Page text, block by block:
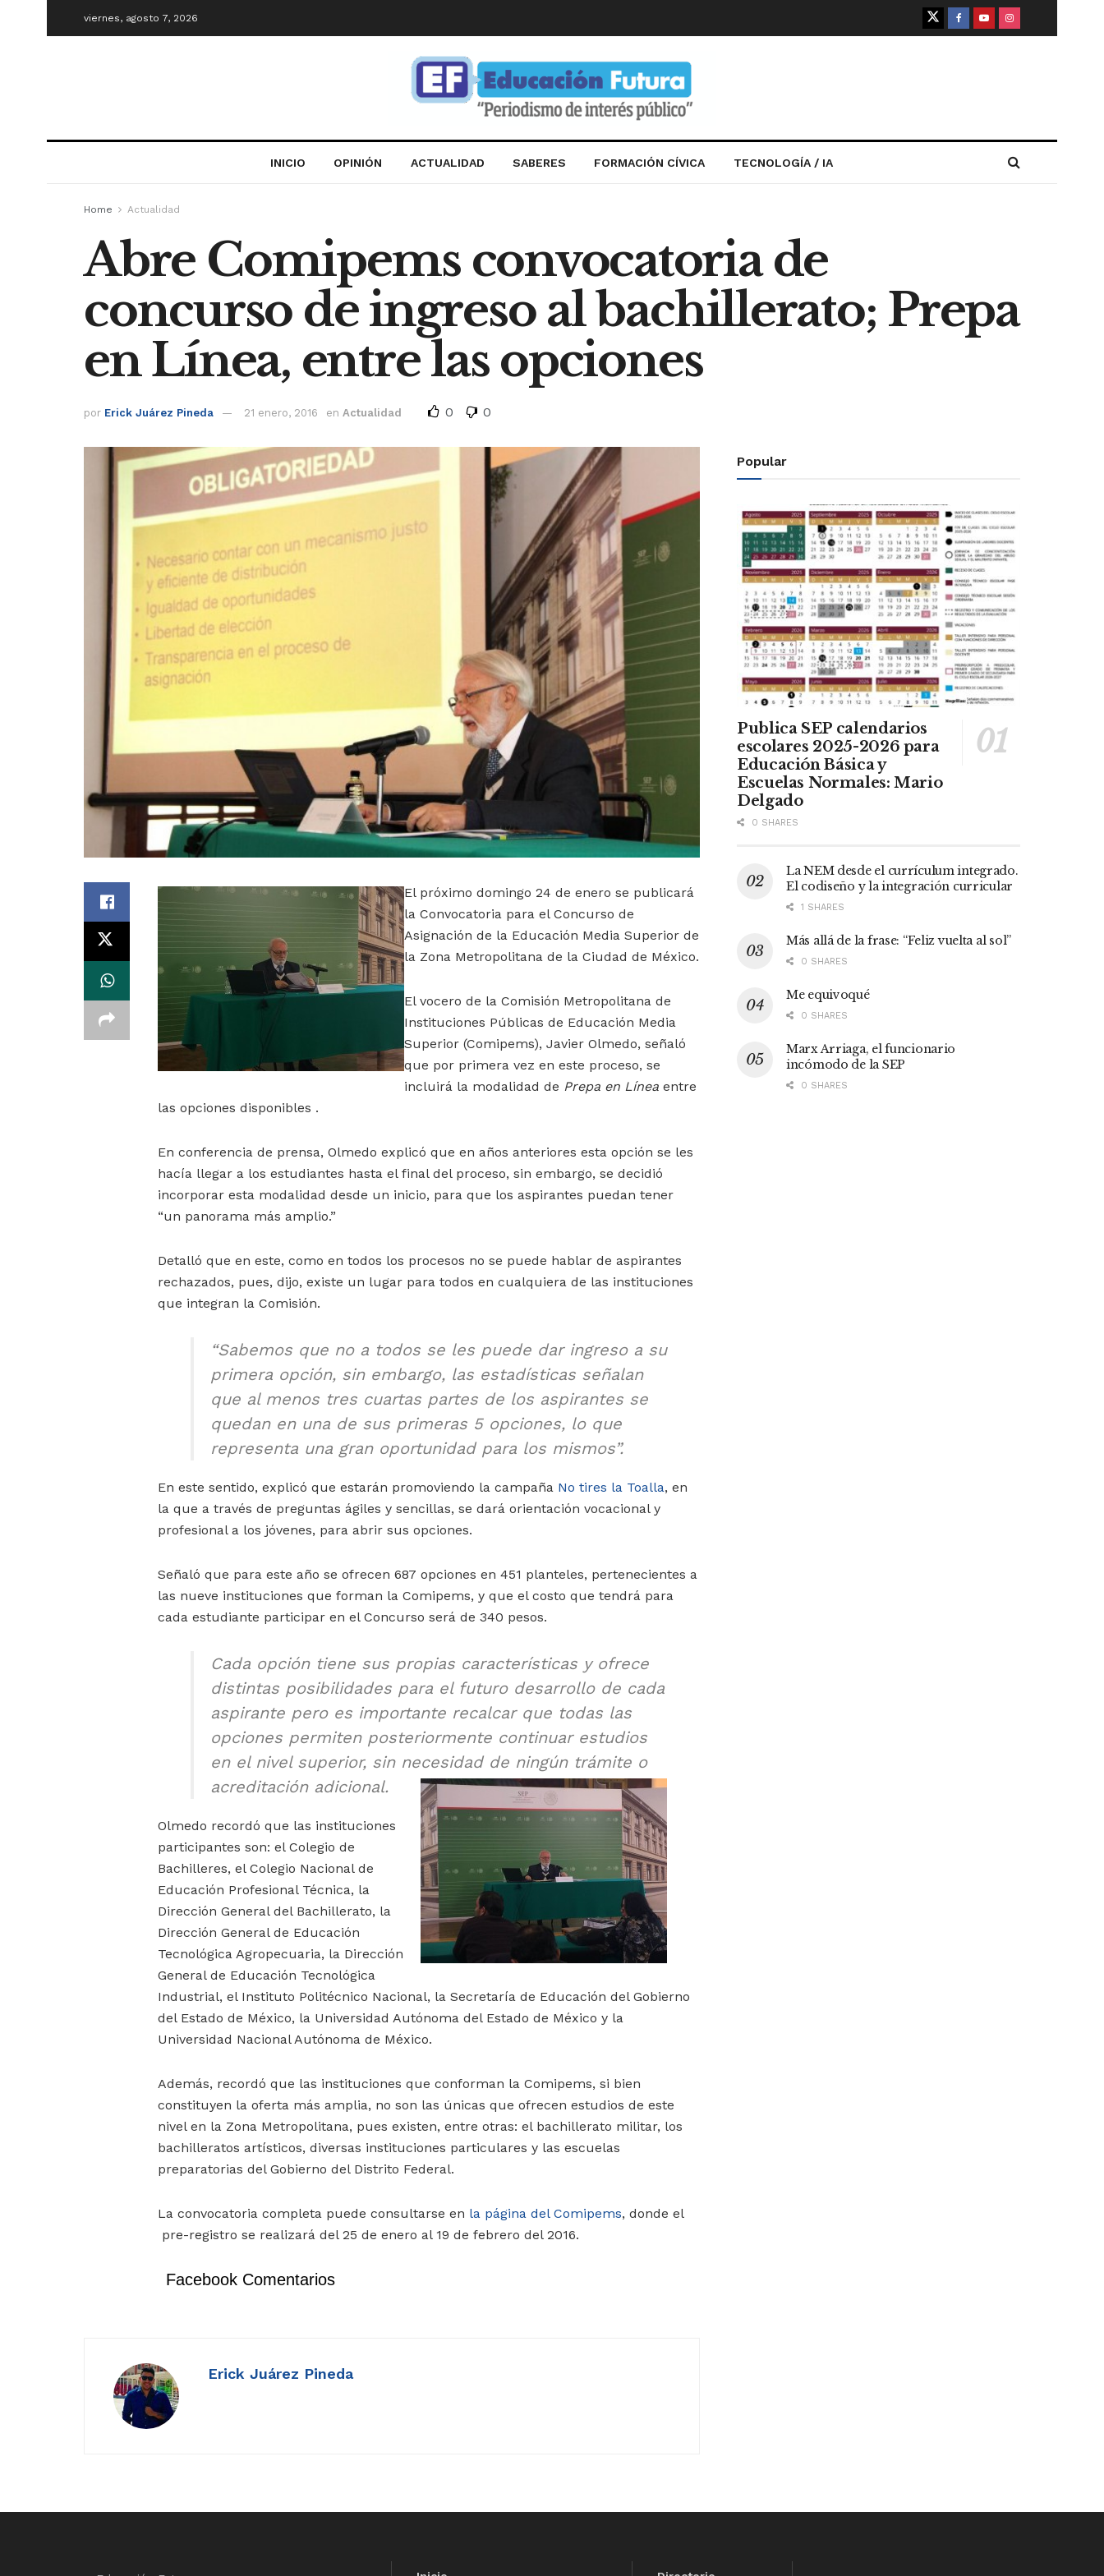
viernes, agosto 7, 2026
INICIO OPINIÓN ACTUALIDAD SABERES FORMACIÓN CÍVICA TECNOLOGÍA / IA
Home Actualidad
Abre Comipems convocatoria de
concurso de ingreso al bachillerato; Prepa
en Línea, entre las opciones
por Erick Juárez Pineda 21 enero, 2016 en Actualidad 0 0
El próximo domingo 24 de enero se publicará
la Convocatoria para el Concurso de
Asignación de la Educación Media Superior de
la Zona Metropolitana de la Ciudad de México.
El vocero de la Comisión Metropolitana de
Instituciones Públicas de Educación Media
Superior (Comipems), Javier Olmedo, señaló
que por primera vez en este proceso, se
incluirá la modalidad de Prepa en Línea entre
las opciones disponibles .
En conferencia de prensa, Olmedo explicó que en años anteriores esta opción se les
hacía llegar a los estudiantes hasta el final del proceso, sin embargo, se decidió
incorporar esta modalidad desde un inicio, para que los aspirantes puedan tener
“un panorama más amplio.”
Detalló que en este, como en todos los procesos no se puede hablar de aspirantes
rechazados, pues, dijo, existe un lugar para todos en cualquiera de las instituciones
que integran la Comisión.
“Sabemos que no a todos se les puede dar ingreso a su
primera opción, sin embargo, las estadísticas señalan
que al menos tres cuartas partes de los aspirantes se
quedan en una de sus primeras 5 opciones, lo que
representa una gran oportunidad para los mismos”.
En este sentido, explicó que estarán promoviendo la campaña No tires la Toalla, en
la que a través de preguntas ágiles y sencillas, se dará orientación vocacional y
profesional a los jóvenes, para abrir sus opciones.
Señaló que para este año se ofrecen 687 opciones en 451 planteles, pertenecientes a
las nueve instituciones que forman la Comipems, y que el costo que tendrá para
cada estudiante participar en el Concurso será de 340 pesos.
Cada opción tiene sus propias características y ofrece
distintas posibilidades para el futuro desarrollo de cada
aspirante pero es importante recalcar que todas las
opciones permiten posteriormente continuar estudios
en el nivel superior, sin necesidad de ningún trámite o
acreditación adicional.
Olmedo recordó que las instituciones
participantes son: el Colegio de
Bachilleres, el Colegio Nacional de
Educación Profesional Técnica, la
Dirección General del Bachillerato, la
Dirección General de Educación
Tecnológica Agropecuaria, la Dirección
General de Educación Tecnológica
Industrial, el Instituto Politécnico Nacional, la Secretaría de Educación del Gobierno
del Estado de México, la Universidad Autónoma del Estado de México y la
Universidad Nacional Autónoma de México.
Además, recordó que las instituciones que conforman la Comipems, si bien
constituyen la oferta más amplia, no son las únicas que ofrecen estudios de este
nivel en la Zona Metropolitana, pues existen, entre otras: el bachillerato militar, los
bachilleratos artísticos, diversas instituciones particulares y las escuelas
preparatorias del Gobierno del Distrito Federal.
La convocatoria completa puede consultarse en la página del Comipems, donde el
pre-registro se realizará del 25 de enero al 19 de febrero del 2016.
Facebook Comentarios
Erick Juárez Pineda
Popular
Publica SEP calendarios
escolares 2025-2026 para
Educación Básica y
Escuelas Normales: Mario
Delgado
0 SHARES
La NEM desde el currículum integrado.
El codiseño y la integración curricular
1 SHARES
Más allá de la frase: “Feliz vuelta al sol”
0 SHARES
Me equivoqué
0 SHARES
Marx Arriaga, el funcionario
incómodo de la SEP
0 SHARES